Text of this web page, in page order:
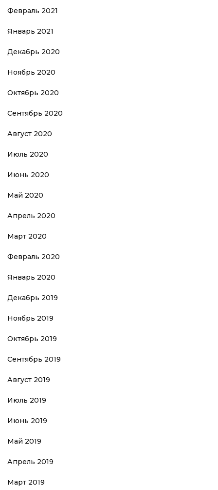
Февраль 2021
Январь 2021
Декабрь 2020
Ноябрь 2020
Октябрь 2020
Сентябрь 2020
Август 2020
Июль 2020
Июнь 2020
Май 2020
Апрель 2020
Март 2020
Февраль 2020
Январь 2020
Декабрь 2019
Ноябрь 2019
Октябрь 2019
Сентябрь 2019
Август 2019
Июль 2019
Июнь 2019
Май 2019
Апрель 2019
Март 2019